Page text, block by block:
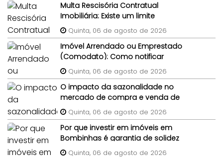
Multa Rescisória Contratual
Imobiliária: Existe um limite
percentual máximo para a multa
de quebra de contrato de
compra e venda do imóvel?
Quinta, 06 de agosto de 2026
Imóvel Arrendado ou Emprestado
(Comodato): Como notificar
legalmente um morador gratuito
para desocupar antes da venda?
Quinta, 06 de agosto de 2026
O impacto da sazonalidade no
mercado de compra e venda de
imóveis: um panorama completo
Quinta, 06 de agosto de 2026
Por que investir em imóveis em
Bombinhas é garantia de solidez
patrimonial?
Quinta, 06 de agosto de 2026